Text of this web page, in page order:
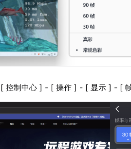
控制中心 ] - [ 操作 ] - [ 显示 ] - [